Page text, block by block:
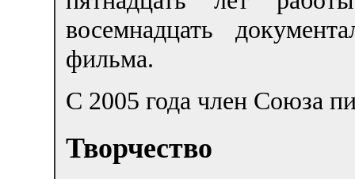
восемнадцать
фильма.
С 2005 года член Союза
Творчество